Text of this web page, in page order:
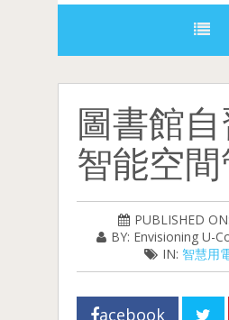
圖書館
智能空
PUBLISHED
BY: Envisioning U-
IN: 智慧用
acebook